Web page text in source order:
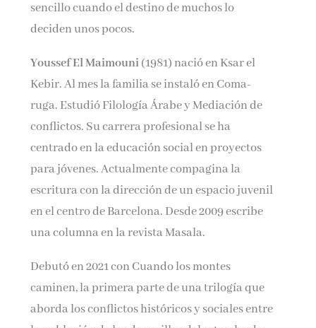
sencillo cuando el destino de muchos lo
deciden unos pocos.
Youssef El Maimouni(1981) nació en Ksar el
Kebir. Al mes la familia se instaló en Coma-
ruga. Estudió Filología Árabe y Mediación de
conflictos. Su carrera profesional se ha
centrado en la educación social en proyectos
para jóvenes. Actualmente compagina la
escritura con la dirección de un espacio juvenil
en el centro de Barcelona. Desde 2009 escribe
una columna en la revista Masala.
Debutó en 2021 con Cuando los montes
caminen, la primera parte de una trilogía que
aborda los conflictos históricos y sociales entre